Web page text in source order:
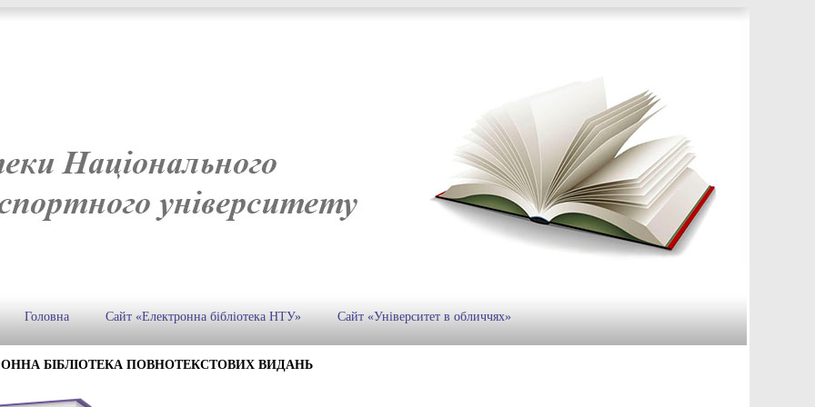
Головна Сайт «Електронна бібліотека НТУ» Сайт «Університет в обличчях»
БІБЛІОТЕКА ПОВНОТЕКСТОВИХ ВИДАНЬ